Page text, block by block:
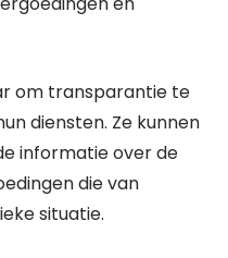
om transparantie te
diensten. Ze kunnen
informatie over de
die van
situatie.